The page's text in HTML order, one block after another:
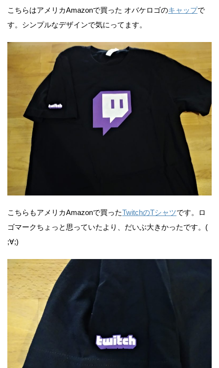
こちらはアメリカAmazonで買った オバケロゴのキャップで
す。シンプルなデザインで気にってます。
こちらもアメリカAmazonで買ったTwitchのTシャツです。ロ
ゴマークちょっと思っていたより、だいぶ大きかったです。(
;∀;)